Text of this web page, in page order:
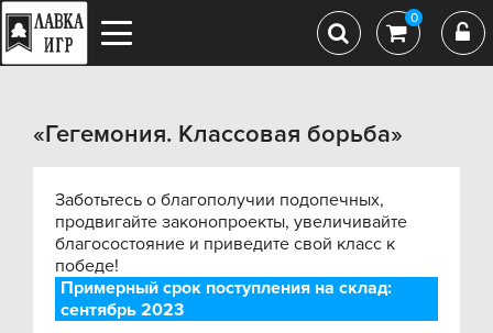
0
«Гегемония. Классовая борьба»
Заботьтесь о благополучии подопечных,
продвигайте законопроекты, увеличивайте
благосостояние и приведите свой класс к
победе!
Примерный срок поступления на склад:
сентябрь 2023